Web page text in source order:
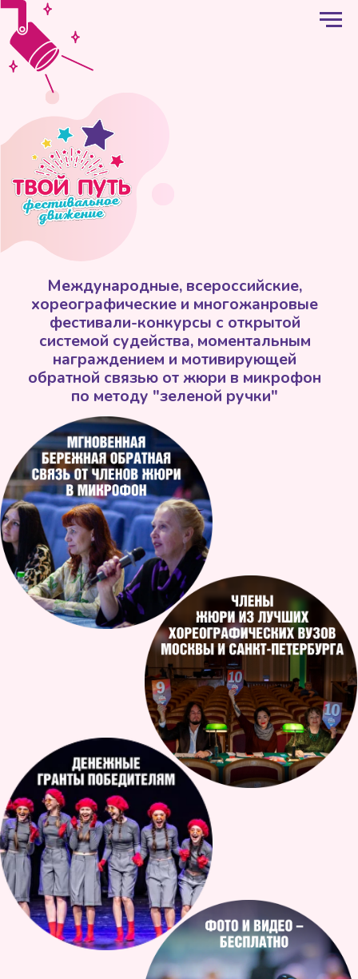
Международные, всероссийские,
хореографические и многожанровые
фестивали-конкурсы с открытой
системой судейства, моментальным
награждением и мотивирующей
по методу "зеленой ручки"